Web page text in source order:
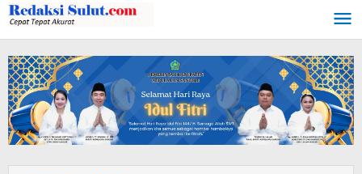
Lewati
ke
konten